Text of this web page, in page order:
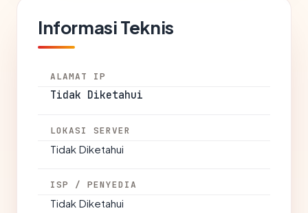
Informasi Teknis
ALAMAT IP
Tidak Diketahui
LOKASI SERVER
Tidak Diketahui
ISP / PENYEDIA
Tidak Diketahui